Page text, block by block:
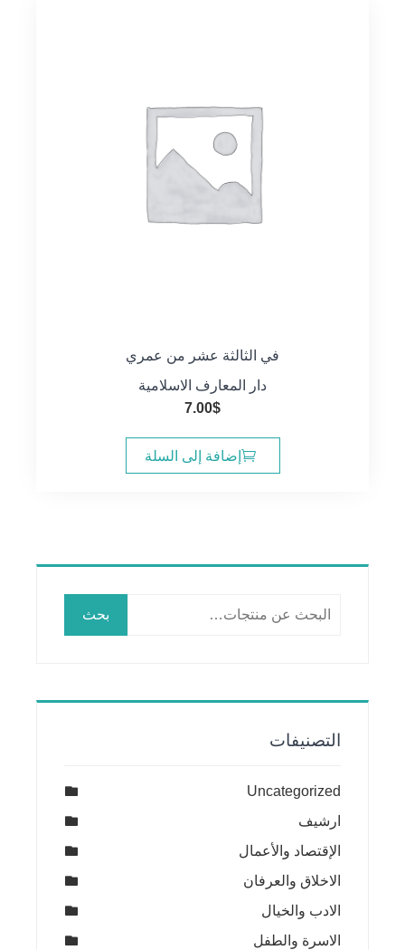
في الثالثة عشر من عمري
دار المعارف الاسلامية
7.00$
إضافة إلى السلة
بحث
التصنيفات
Uncategorized
ارشيف
الإقتصاد والأعمال
الاخلاق والعرفان
الادب والخيال
الاسرة والطفل